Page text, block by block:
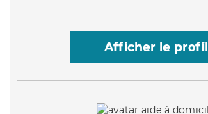
Afficher le profil